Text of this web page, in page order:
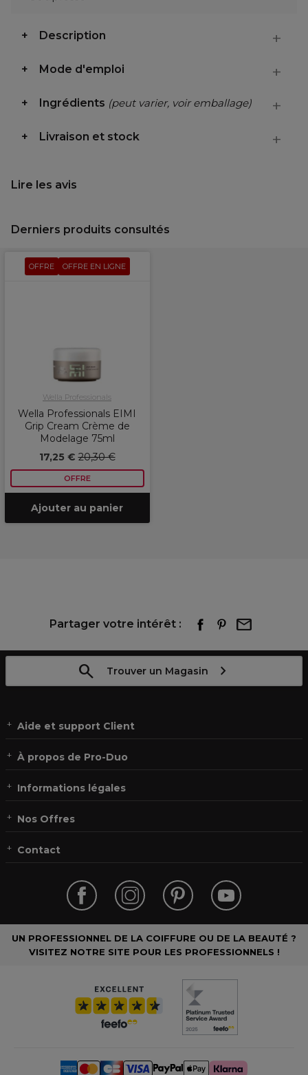
Description
Mode d'emploi
Ingrédients (peut varier, voir emballage)
Livraison et stock
Lire les avis
Derniers produits consultés
OFFRE OFFRE EN LIGNE
Wella Professionals
Wella Professionals EIMI
Grip Cream Crème de
Modelage 75ml
17,25 €20,30 €
OFFRE
Ajouter au panier
Partager votre intérêt :
Trouver un Magasin
Aide et support Client
À propos de Pro-Duo
Informations légales
Nos Offres
Contact
UN PROFESSIONNEL DE LA COIFFURE OU DE LA BEAUTÉ ?
VISITEZ NOTRE SITE POUR LES PROFESSIONNELS !